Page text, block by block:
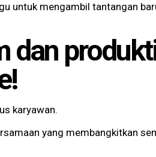
untuk mengambil tantangan
dan
karyawan.
yang membangkitkan